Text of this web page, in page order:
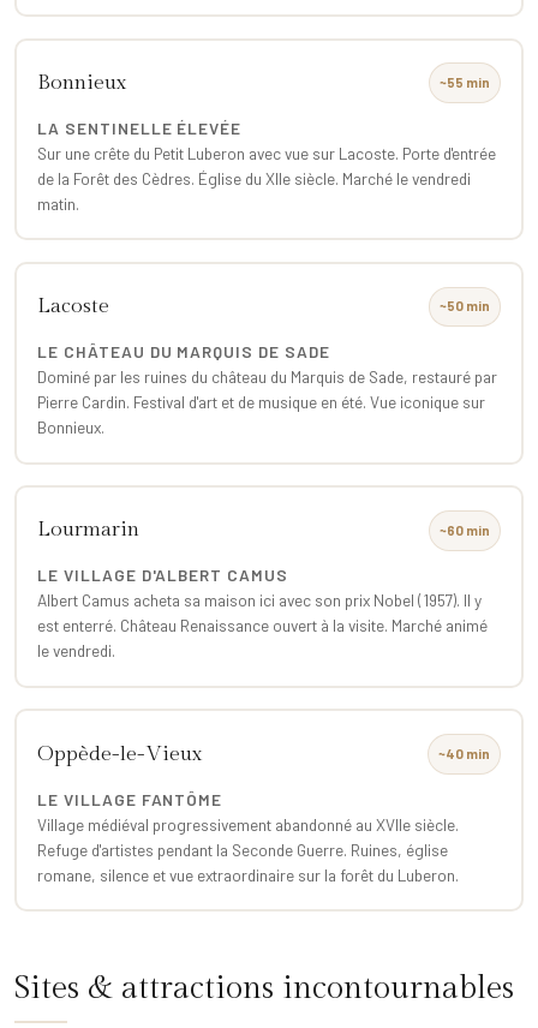
Bonnieux ~55 min
LA SENTINELLE ÉLEVÉE
Sur une crête du Petit Luberon avec vue sur Lacoste. Porte d'entrée
de la Forêt des Cèdres. Église du XIIe siècle. Marché le vendredi
matin.
Lacoste ~50 min
LE CHÂTEAU DU MARQUIS DE SADE
Dominé par les ruines du château du Marquis de Sade, restauré par
Pierre Cardin. Festival d'art et de musique en été. Vue iconique sur
Bonnieux.
Lourmarin ~60 min
LE VILLAGE D'ALBERT CAMUS
Albert Camus acheta sa maison ici avec son prix Nobel (1957). Il y
est enterré. Château Renaissance ouvert à la visite. Marché animé
le vendredi.
Oppède-le-Vieux ~40 min
LE VILLAGE FANTÔME
Village médiéval progressivement abandonné au XVIIe siècle.
Refuge d'artistes pendant la Seconde Guerre. Ruines, église
romane, silence et vue extraordinaire sur la forêt du Luberon.
Sites & attractions incontournables